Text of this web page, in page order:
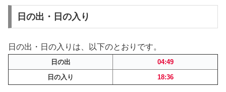
日の出・日の入り
日の出・日の入りは、以下のとおりです。
日の出
04:49
日の入り
18:36